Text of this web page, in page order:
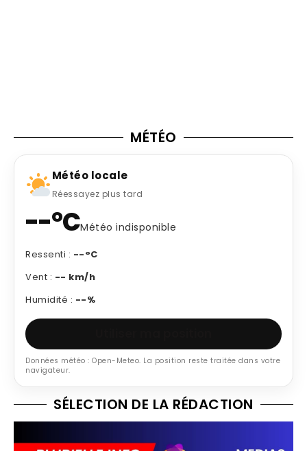
MÉTÉO
Météo locale
Réessayez plus tard
--°CMétéo indisponible
Ressenti : --°C
Vent : -- km/h
Humidité : --%
Données météo : Open-Meteo. La position reste traitée dans votre
navigateur.
SÉLECTION DE LA RÉDACTION